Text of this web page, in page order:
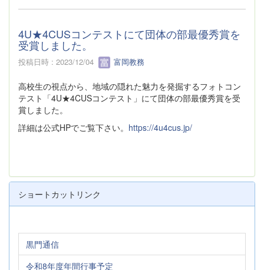
4U★4CUSコンテストにて団体の部最優秀賞を
受賞しました。
投稿日時 : 2023/12/04 富岡教務
高校生の視点から、地域の隠れた魅力を発掘するフォトコン
テスト「4U★4CUSコンテスト」にて団体の部最優秀賞を受
賞しました。
詳細は公式HPでご覧下さい。 https://4u4cus.jp/
ショートカットリンク
黒門通信
令和8年度年間行事予定